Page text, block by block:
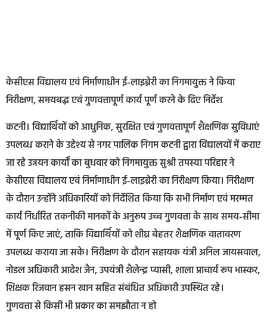
केसीएस विद्यालय एवं निर्माणाधीन ई-लाइब्रेरी का निगमायुक्त ने किया
निरीक्षण, समयबद्ध एवं गुणवत्तापूर्ण कार्य पूर्ण करने के दिए निर्देश
कटनी। विद्यार्थियों को आधुनिक, सुरक्षित एवं गुणवत्तापूर्ण शैक्षणिक सुविधाएं
उपलब्ध कराने के उद्देश्य से नगर पालिक निगम कटनी द्वारा विद्यालयों में कराए
जा रहे उन्नयन कार्यों का बुधवार को निगमायुक्त सुश्री तपस्या परिहार ने
केसीएस विद्यालय एवं निर्माणाधीन ई-लाइब्रेरी का निरीक्षण किया। निरीक्षण
के दौरान उन्होंने अधिकारियों को निर्देशित किया कि सभी निर्माण एवं मरम्मत
कार्य निर्धारित तकनीकी मानकों के अनुरूप उच्च गुणवत्ता के साथ समय-सीमा
में पूर्ण किए जाएं, ताकि विद्यार्थियों को शीघ्र बेहतर शैक्षणिक वातावरण
उपलब्ध कराया जा सके। निरीक्षण के दौरान सहायक यंत्री अनिल जायसवाल,
नोडल अधिकारी आदेश जैन, उपयंत्री शैलेन्द्र प्यासी, शाला प्राचार्य रूप भास्कर,
शिक्षक रिजवान हसन खान सहित संबंधित अधिकारी उपस्थित रहे।
गुणवत्ता से किसी भी प्रकार का समझौता न हो